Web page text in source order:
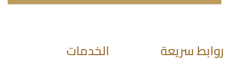
روابط سريعة الخدمات